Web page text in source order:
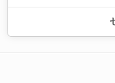
01.「GIMME!!
02.「PROTOSTAR」